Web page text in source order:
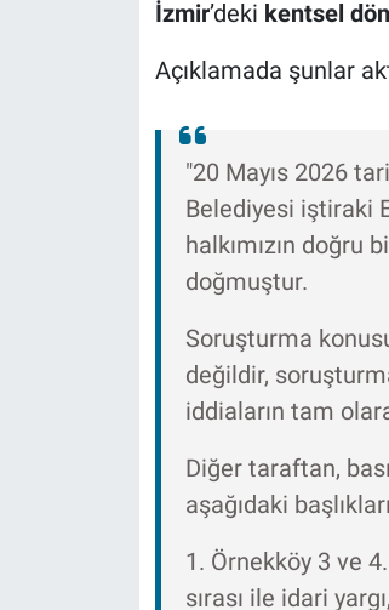
İzmir’deki kentsel
Açıklamada şunlar
"20 Mayıs 2026
Belediyesi iştiraki
halkımızın doğru
doğmuştur.
Soruşturma
değildir,
iddiaların tam
Diğer taraftan,
aşağıdaki
1. Örnekköy 3 ve
sırası ile idari